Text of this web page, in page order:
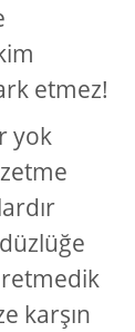
etmez!
yok
karşın